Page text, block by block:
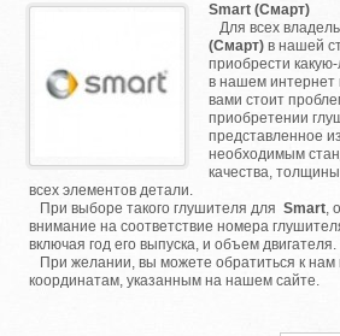
Smart (Смарт)
Для всех
(Смарт) в нашей
приобрести
в нашем интернет
вами стоит
приобретении
представленное
необходимым
качества,
всех элементов детали.
При выборе такого глушителя дляSmart,
внимание на соответствие номера
включая год его выпуска, и объем двигателя.
При желании, вы можете обратиться к нам
координатам, указанным на нашем сайте.